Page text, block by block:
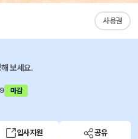
사용권
콘텐츠 마케터
보세요.
마감
입사지원 공유